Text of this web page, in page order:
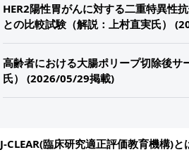
HER2陽性胃がんに対する二重特異
との比較試験（解説：上村直実氏）
高齢者における大腸ポリープ切除後
氏） (2026/05/29掲載)
J-CLEAR(臨床研究適正評価教育機構)と